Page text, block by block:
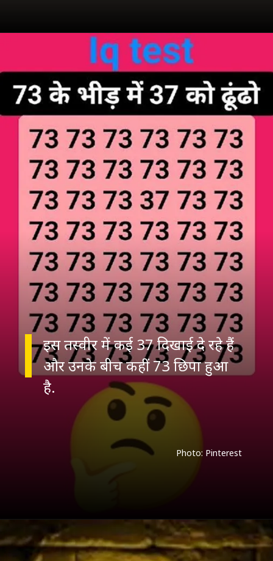
इस तस्वीर में कई 37 दिखाई दे रहे हैं
और उनके बीच कहीं 73 छिपा हुआ
Photo: Pinterest